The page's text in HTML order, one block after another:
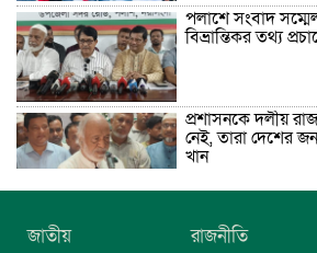
পলাশে সংবাদ
বিভ্রান্তিকর তথ্য
প্রশাসনকে দলীয়
নেই, তারা দেশের
খান
নিখোঁজের তিনদিন
মরদেহ উদ্ধার
জাতীয় রাজনীতি